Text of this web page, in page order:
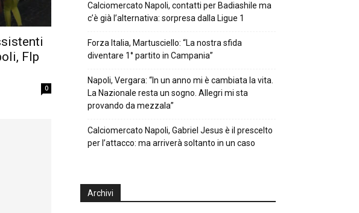
Flp
0
Calciomercato Napoli, contatti per Badiashile ma
c’è già l’alternativa: sorpresa dalla Ligue 1
Forza Italia, Martusciello: “La nostra sfida
diventare 1° partito in Campania”
Napoli, Vergara: “In un anno mi è cambiata la vita.
La Nazionale resta un sogno. Allegri mi sta
provando da mezzala”
Calciomercato Napoli, Gabriel Jesus è il prescelto
per l’attacco: ma arriverà soltanto in un caso
Archivi